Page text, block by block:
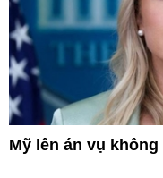
Mỹ lên án vụ